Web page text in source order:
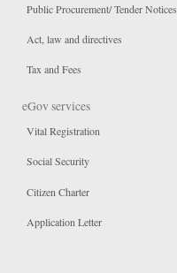
Public Procurement/ Tender Notices
Act, law and directives
Tax and Fees
eGov services
Vital Registration
Social Security
Citizen Charter
Application Letter